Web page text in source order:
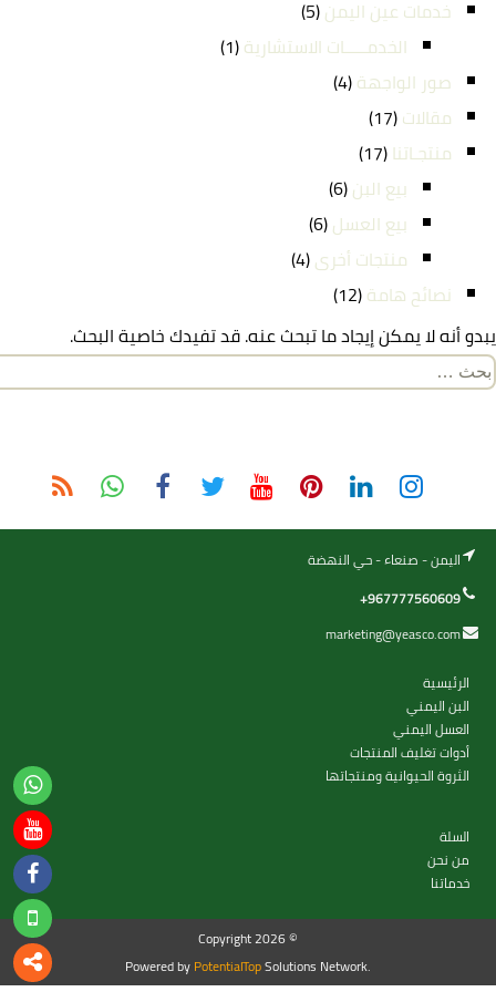
خدمات عين اليمن(5)
الخدمـــــات الاستشارية(1)
صور الواجهة(4)
مقالات(17)
منتجـاتنا (17)
بيع البن(6)
بيع العسل(6)
منتجات أخرى(4)
نصائح هامة(12)
يبدو أنه لا يمكن إيجاد ما تبحث عنه. قد تفيدك خاصية البحث.
البحث
اليمن - صنعاء - حي النهضة
+967777560609
marketing@yeasco.com
الرئيسية
البن اليمني
العسل اليمني
أدوات تغليف المنتجات
الثروة الحيوانية ومنتجاتها
السلة
من نحن
خدماتنا
Copyright 2026 ©
Powered byPotentialTopSolutions Network.